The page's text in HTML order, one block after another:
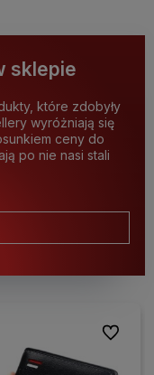
sklepie
które zdobyły
wyróżniają się
ceny do
po nie nasi stali
Do